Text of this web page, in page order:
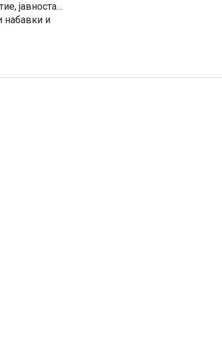
јавноста
набавки и
на СДС. Јон